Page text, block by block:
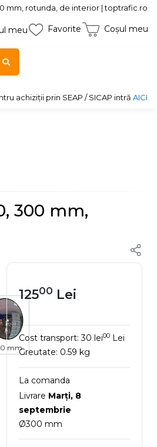
mm, rotunda, de interior | toptrafic.ro
meu Favorite Coșul meu
achiziții prin SEAP / SICAP intră AICI
300 mm,
mm
12500 Lei
Cost transport:30 lei00 Lei
Greutate: 0.59 kg
La comanda
Livrare Marţi, 8
septembrie
Ø300 mm